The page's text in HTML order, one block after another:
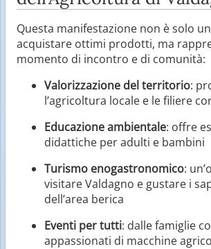
Questa manifestazione non è solo
acquistare ottimi prodotti, ma
momento di incontro e di comunità:
Valorizzazione del territorio:
l’agricoltura locale e le filiere
Educazione ambientale: offre
didattiche per adulti e bambini
Turismo enogastronomico:
visitare Valdagno e gustare i
dell’area berica
Eventi per tutti: dalle famiglie
appassionati di macchine